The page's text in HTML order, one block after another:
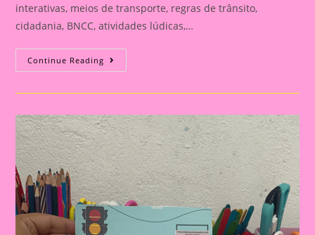
interativas, meios de transporte, regras de trânsito,
cidadania, BNCC, atividades lúdicas,…
Continue Reading ATIVIDADE
INTERATIVA
O
E
TRÂNSITO
PARA
EDUCAÇÃO
INFANTIL